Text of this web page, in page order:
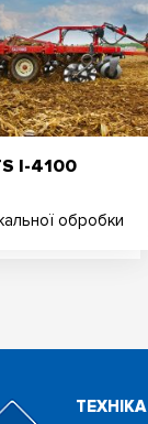
I-4100
обробки
ТЕХНIКА